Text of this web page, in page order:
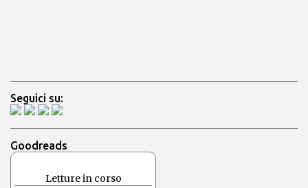
Seguici su:
Goodreads
Letture in corso